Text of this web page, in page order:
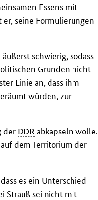
Essens mit
seine Formulierungen
äußerst schwierig, sodass
Gründen nicht
Linie an, dass ihm
würden, zur
der DDR abkapseln wolle.
auf dem Territorium der
es ein Unterschied
Strauß sei nicht mit